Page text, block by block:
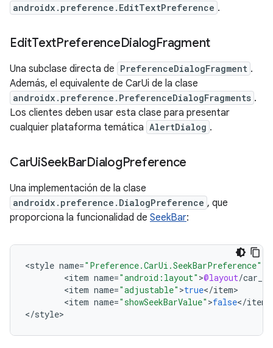
androidx.preference.EditTextPreference .
EditTextPreferenceDialogFragment
Una subclase directa de PreferenceDialogFragment .
Además, el equivalente de CarUi de la clase
androidx.preference.PreferenceDialogFragments .
Los clientes deben usar esta clase para presentar
cualquier plataforma temática AlertDialog .
CarUiSeekBarDialogPreference
Una implementación de la clase
androidx.preference.DialogPreference , que
proporciona la funcionalidad de SeekBar:
<style name="Preference.CarUi.SeekBarPreference"
<item name="android:layout" >@layout/
<item name="adjustable" >true</item
<item name="showSeekBarValue" >false</item
</style>